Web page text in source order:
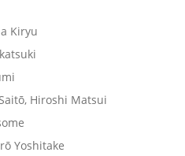
Kiryu
Hiroshi Matsui
Yoshitake